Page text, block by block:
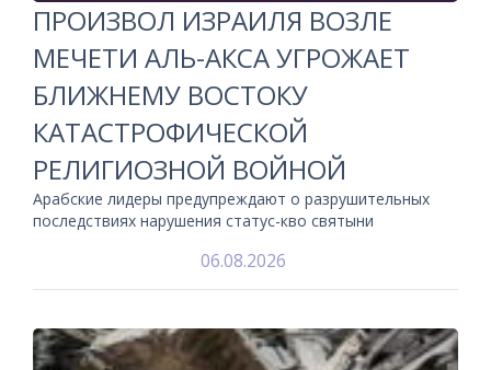
ПРОИЗВОЛ ИЗРАИЛЯ ВОЗЛЕ
МЕЧЕТИ АЛЬ-АКСА УГРОЖАЕТ
БЛИЖНЕМУ ВОСТОКУ
КАТАСТРОФИЧЕСКОЙ
РЕЛИГИОЗНОЙ ВОЙНОЙ
Арабские лидеры предупреждают о разрушительных
последствиях нарушения статус-кво святыни
06.08.2026